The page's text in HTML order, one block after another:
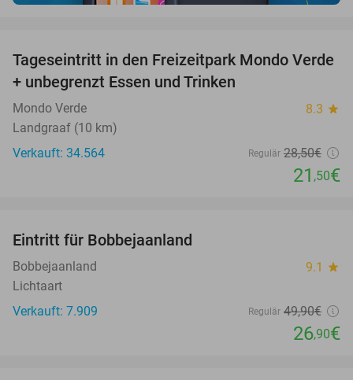
25%
Tageseintritt in den Freizeitpark Mondo Verde
+ unbegrenzt Essen und Trinken
Mondo Verde 8.3 star
Landgraaf (10 km)
Verkauft: 34.564
Regulär 28,50€
21 ,50€
Eintritt für Bobbejaanland
Bobbejaanland 9.1 star
Lichtaart
Verkauft: 7.909
Regulär 49,90€
26,90€